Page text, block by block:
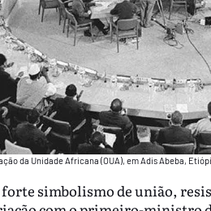
da Unidade Africana (OUA), em Adis Abeba,
forte simbolismo de união,